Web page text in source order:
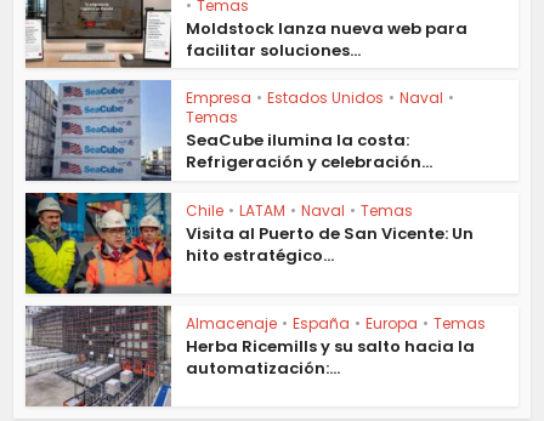
• Temas
Moldstock lanza nueva web para
facilitar soluciones...
Empresa • Estados Unidos • Naval •
Temas
SeaCube ilumina la costa:
Refrigeración y celebración...
Chile • LATAM • Naval • Temas
Visita al Puerto de San Vicente: Un
hito estratégico...
Almacenaje • España • Europa • Temas
Herba Ricemills y su salto hacia la
automatización:...